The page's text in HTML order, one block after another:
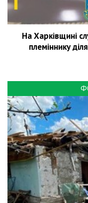
На Харківщині
племіннику